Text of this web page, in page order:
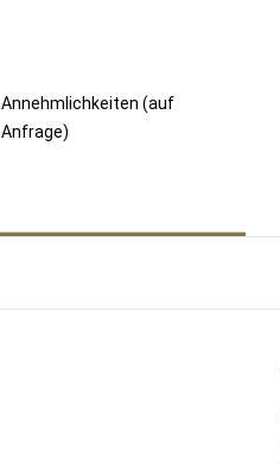
Annehmlichkeiten (auf
Anfrage)